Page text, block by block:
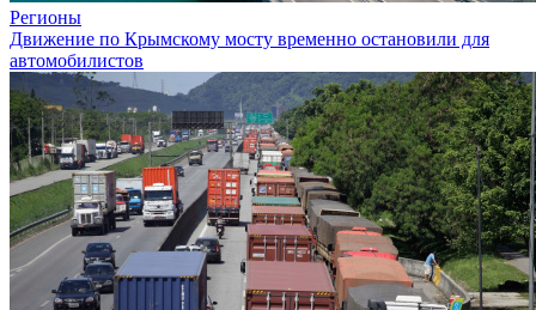
Регионы
Движение по Крымскому мосту временно остановили для
автомобилистов